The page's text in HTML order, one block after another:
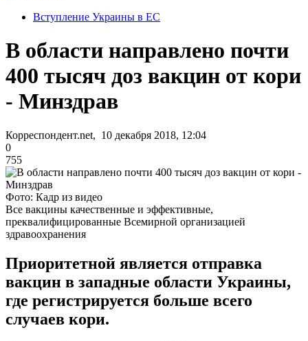
Вступление Украины в ЕС
В области направлено почти
400 тысяч доз вакцин от кори
- Минздрав
Корреспондент.net, 10 декабря 2018, 12:04
0
755
Фото: Кадр из видео
Все вакцины качественные и эффективные,
преквалифицированные Всемирной организацией
здравоохранения
Приоритетной является отправка
вакцин в западные области Украины,
где регистрируется больше всего
случаев кори.